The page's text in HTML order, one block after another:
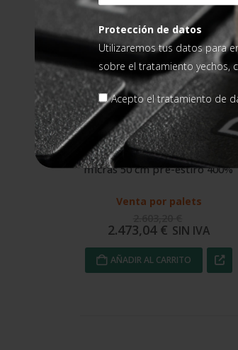
Protección de datos
Utilizaremos tus datos para
sobre el tratamiento yechos,
Acepto el tratamiento de
Film estirable nanocapas 12
micras 50 cm pre-estiro 400%
Venta por palets
2.473,04 € SIN IVA
AÑADIR AL CARRITO